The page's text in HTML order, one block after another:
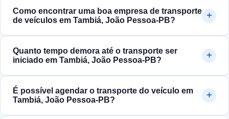
Como encontrar uma boa empresa de transporte
de veículos em Tambiá, João Pessoa‑PB?
Quanto tempo demora até o transporte ser
iniciado em Tambiá, João Pessoa‑PB?
É possível agendar o transporte do veículo em
Tambiá, João Pessoa‑PB?